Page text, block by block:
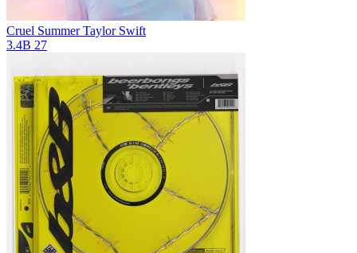
Cruel Summer Taylor Swift
3.4B 27